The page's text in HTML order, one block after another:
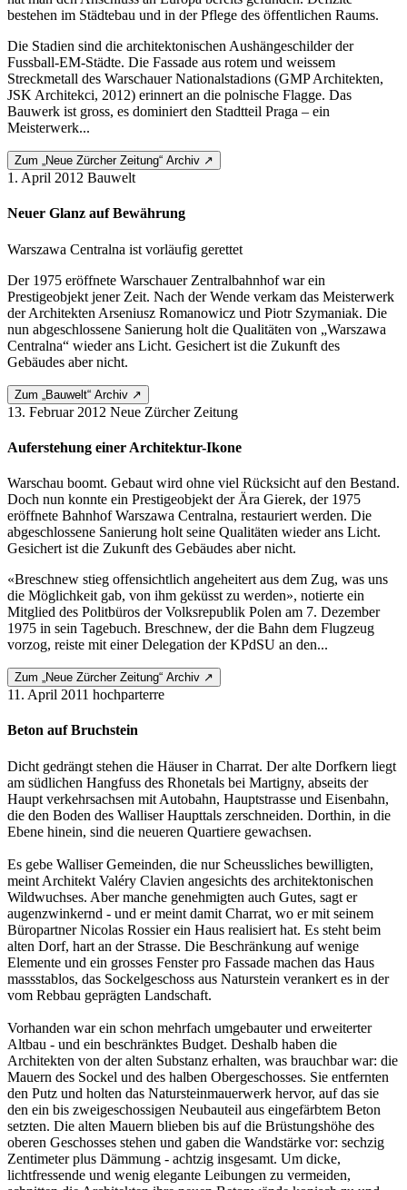
bestehen im Städtebau und in der Pflege des öffentlichen Raums.
Die Stadien sind die architektonischen Aushängeschilder der
Fussball-EM-Städte. Die Fassade aus rotem und weissem
Streckmetall des Warschauer Nationalstadions (GMP Architekten,
JSK Architekci, 2012) erinnert an die polnische Flagge. Das
Bauwerk ist gross, es dominiert den Stadtteil Praga – ein
Meisterwerk...
Zum „Neue Zürcher Zeitung“ Archiv ↗
1. April 2012 Bauwelt
Neuer Glanz auf Bewährung
Warszawa Centralna ist vorläufig gerettet
Der 1975 eröffnete Warschauer Zentralbahnhof war ein
Prestigeobjekt jener Zeit. Nach der Wende verkam das Meisterwerk
der Architekten Arseniusz Roma­nowicz und Piotr Szymaniak. Die
nun abgeschlossene Sanierung holt die Qualitäten von „Warszawa
Centralna“ wieder ans Licht. Gesichert ist die Zukunft des
Gebäudes aber nicht.
Zum „Bauwelt“ Archiv ↗
13. Februar 2012 Neue Zürcher Zeitung
Auferstehung einer Architektur-Ikone
Warschau boomt. Gebaut wird ohne viel Rücksicht auf den Bestand.
Doch nun konnte ein Prestigeobjekt der Ära Gierek, der 1975
eröffnete Bahnhof Warszawa Centralna, restauriert werden. Die
abgeschlossene Sanierung holt seine Qualitäten wieder ans Licht.
Gesichert ist die Zukunft des Gebäudes aber nicht.
«Breschnew stieg offensichtlich angeheitert aus dem Zug, was uns
die Möglichkeit gab, von ihm geküsst zu werden», notierte ein
Mitglied des Politbüros der Volksrepublik Polen am 7. Dezember
1975 in sein Tagebuch. Breschnew, der die Bahn dem Flugzeug
vorzog, reiste mit einer Delegation der KPdSU an den...
Zum „Neue Zürcher Zeitung“ Archiv ↗
11. April 2011 hochparterre
Beton auf Bruchstein
Dicht gedrängt stehen die Häuser in Charrat. Der alte Dorfkern liegt
am südlichen Hangfuss des Rhonetals bei Martigny, abseits der
Haupt­ verkehrsachsen mit Autobahn, Hauptstrasse und Eisenbahn,
die den Boden des Walliser Haupttals zerschneiden. Dorthin, in die
Ebene hinein, sind die neueren Quartiere gewachsen.
Es gebe Walliser Gemeinden, die nur Scheussli­ches bewilligten,
meint Architekt Valéry Clavien angesichts des architektonischen
Wildwuchses. Aber manche genehmigten auch Gutes, sagt er
augenzwinkernd - und er meint damit Charrat, wo er mit seinem
Büropartner Nicolas Rossier ein Haus realisiert hat. Es steht beim
alten Dorf, hart an der Strasse. Die Beschränkung auf weni­ge
Elemente und ein grosses Fenster pro Fassa­de machen das Haus
massstablos, das Sockel­geschoss aus Naturstein verankert es in der
vom Rebbau geprägten Landschaft.
Vorhanden war ein schon mehrfach umgebauter und erweiterter
Altbau - und ein beschränktes Budget. Deshalb haben die
Architekten von der alten Substanz erhalten, was brauchbar war: die
Mauern des Sockel­ und des halben Ober­geschosses. Sie entfernten
den Putz und holten das Natursteinmauerwerk hervor, auf das sie
den ein­ bis zweigeschossigen Neubauteil aus eingefärbtem Beton
setzten. Die alten Mauern blieben bis auf die Brüstungshöhe des
oberen Geschosses stehen und gaben die Wandstärke vor: sechzig
Zentimeter plus Dämmung - achtzig insgesamt. Um dicke,
lichtfressende und wenig elegante Leibungen zu vermeiden,